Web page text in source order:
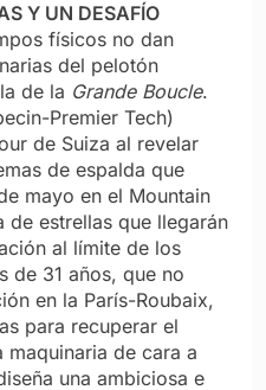
Y UN DESAFÍO
físicos no dan
del pelotón
de la Grande Boucle.
Premier Tech)
de Suiza al revelar
de espalda que
mayo en el Mountain
de estrellas que llegarán
al límite de los
de 31 años, que no
en la París-Roubaix,
para recuperar el
de cara a
una ambiciosa e